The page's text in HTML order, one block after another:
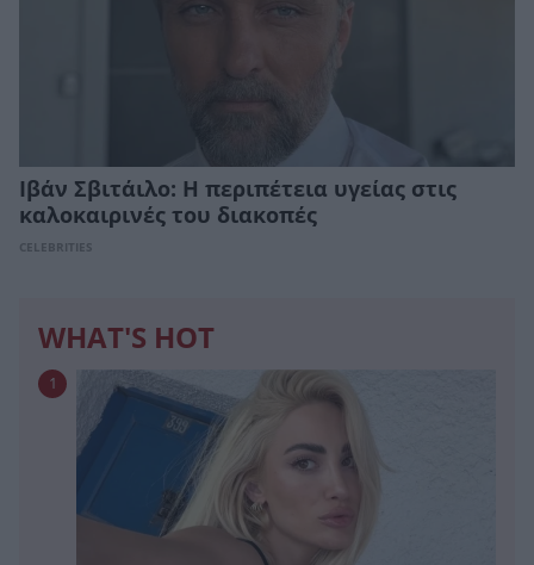
Ιβάν Σβιτάιλο: Η περιπέτεια υγείας στις
καλοκαιρινές του διακοπές
CELEBRITIES
WHAT'S HOT
1